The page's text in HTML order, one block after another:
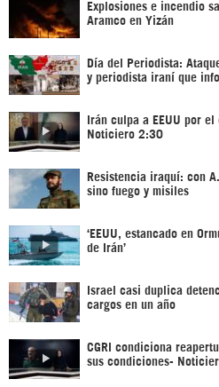
Explosiones e incendio
Aramco en Yizán
Día del Periodista:
y periodista iraní que
Irán culpa a EEUU por
Noticiero 2:30
Resistencia iraquí: con
sino fuego y misiles
‘EEUU, estancado en
de Irán’
Israel casi duplica
cargos en un año
CGRI condiciona
sus condiciones-